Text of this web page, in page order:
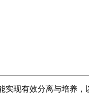
现有效分离与培养，